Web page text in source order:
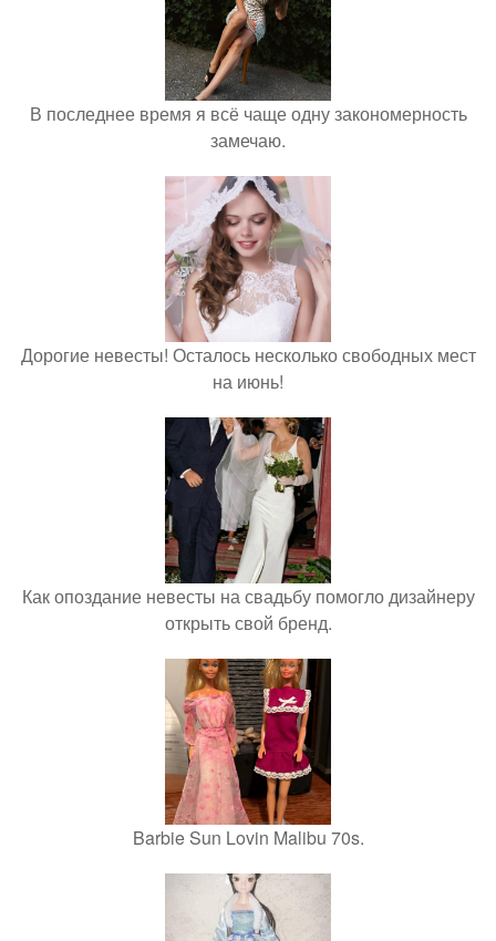
В последнее время я всё чаще одну закономерность
замечаю.
Дорогие невесты! Осталось несколько свободных мест
на июнь!
Как опоздание невесты на свадьбу помогло дизайнеру
открыть свой бренд.
Barbie Sun Lovin Malibu 70s.